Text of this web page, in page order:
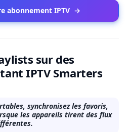
abonnement IPTV →
sur des
IPTV Smarters
synchronisez les favoris,
les appareils tirent des flux